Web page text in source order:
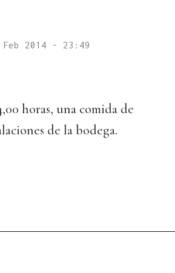
Feb 2014 - 23:49
horas, una comida de
de la bodega.